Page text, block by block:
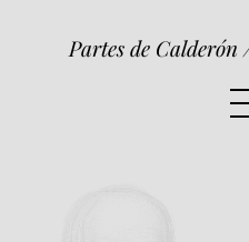
Partes de